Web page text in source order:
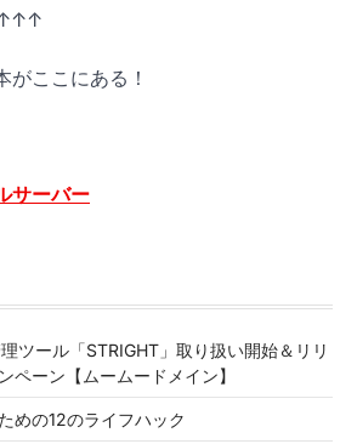
がここにある！
サーバー
ツール「STRIGHT」取り扱い開始＆リリ
ペーン【ムームードメイン】
めの12のライフハック